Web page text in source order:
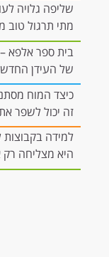
שליפה גלויה
מתי תרגול טוב
רם, ומתי הוא
הראש"?
בית ספר אלפא
של העידן
כיצד המוח
זה יכול לשפר
למידה
היא מצליחה
להשתתפות